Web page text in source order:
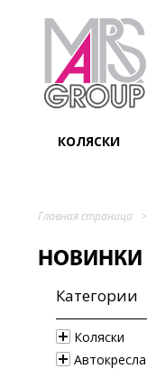
КОЛЯСКИ
Главная страница
НОВИНКИ
Категории
Коляски
Автокресла